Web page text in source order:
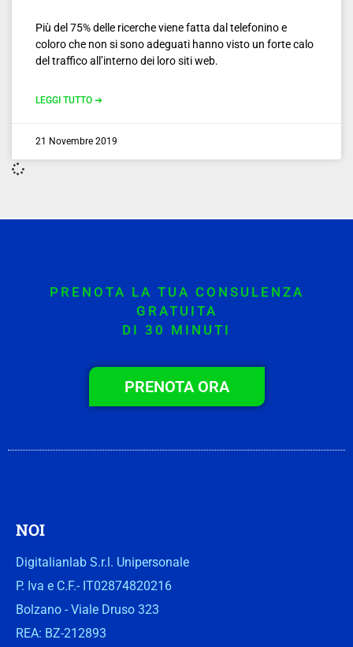
Più del 75% delle ricerche viene fatta dal telefonino e
coloro che non si sono adeguati hanno visto un forte calo
del traffico all’interno dei loro siti web.
LEGGI TUTTO ➔
21 Novembre 2019
PRENOTA LA TUA CONSULENZA
GRATUITA
DI 30 MINUTI
PRENOTA ORA
NOI
Digitalianlab S.r.l. Unipersonale
P. Iva e C.F.- IT02874820216
Bolzano - Viale Druso 323
REA: BZ-212893